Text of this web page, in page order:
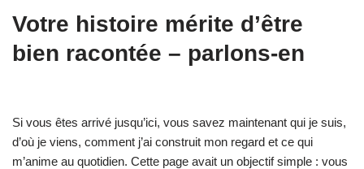
Votre histoire mérite d’être
bien racontée – parlons-en
Si vous êtes arrivé jusqu’ici, vous savez maintenant qui je suis,
d’où je viens, comment j’ai construit mon regard et ce qui
m’anime au quotidien. Cette page avait un objectif simple : vous